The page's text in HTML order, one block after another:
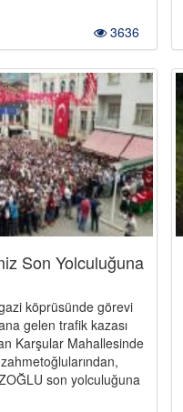
3636
Son Yolculuğuna
köprüsünde görevi
gelen trafik kazası
Karşular Mahallesinde
son yolculuğuna